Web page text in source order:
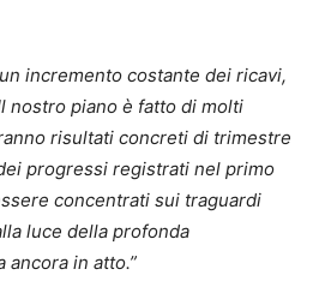
incremento costante dei ricavi,
nostro piano è fatto di molti
risultati concreti di trimestre
progressi registrati nel primo
concentrati sui traguardi
luce della profonda
ancora in atto.”